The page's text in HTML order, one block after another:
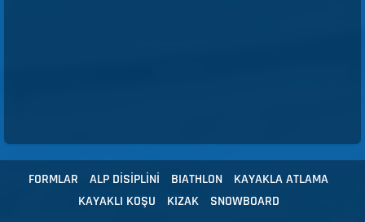
FORMLAR ALP DİSİPLİNİ BIATHLON
KAYAKLA ATLAMA
KAYAKLI KOŞU
KIZAK SNOWBOARD